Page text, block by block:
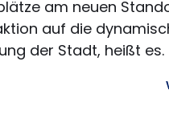
am neuen
auf die
der Stadt, heißt es.